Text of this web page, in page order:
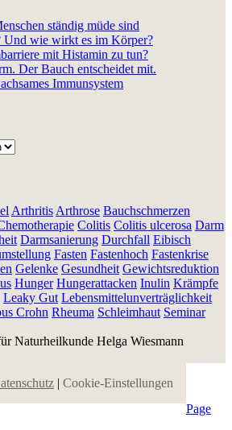
ständig müde sind
Und wie wirkt es im Körper?
mit Histamin zu tun?
Der Bauch entscheidet mit.
Immunsystem
Arthritis Arthrose Bauchschmerzen
Colitis Colitis ulcerosa Darm
Darmsanierung Durchfall Eibisch
Fasten Fastenhoch Fastenkrise
Gelenke Gesundheit Gewichtsreduktion
Hunger Hungerattacken Inulin Krämpfe
Leaky Gut Lebensmittelunverträglichkeit
Crohn Rheuma Schleimhaut Seminar
Naturheilkunde Helga Wiesmann
| Cookie-Einstellungen
Page